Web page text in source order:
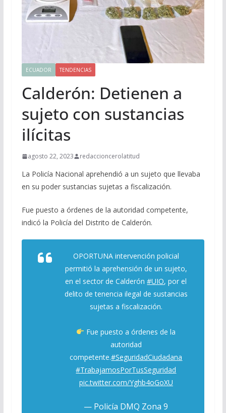
ECUADOR TENDENCIAS
Calderón: Detienen a
sujeto con sustancias
ilícitas
agosto 22, 2023 redaccioncerolatitud
La Policía Nacional aprehendió a un sujeto que llevaba
en su poder sustancias sujetas a fiscalización.
Fue puesto a órdenes de la autoridad competente,
indicó la Policía del Distrito de Calderón.
OPORTUNA intervención policial
permitió la aprehensión de un sujeto,
en el sector de Calderón#UIO, por el
delito de tenencia ilegal de sustancias
sujetas a fiscalización.
Fue puesto a órdenes de la
autoridad
competente.#SeguridadCiudadana
#TrabajamosPorTusSeguridad
pic.twitter.com/Yghb4oGoXU
— Policía DMQ Zona 9